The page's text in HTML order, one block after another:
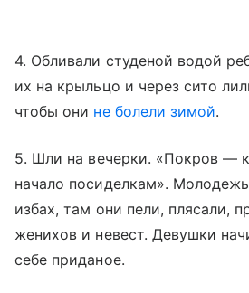
4. Обливали студеной водой
их на крыльцо и через сито
чтобы они не болели зимой.
5. Шли на вечерки. «Покров —
начало посиделкам».
избах, там они пели, плясали,
женихов и невест. Девушки
себе приданое.